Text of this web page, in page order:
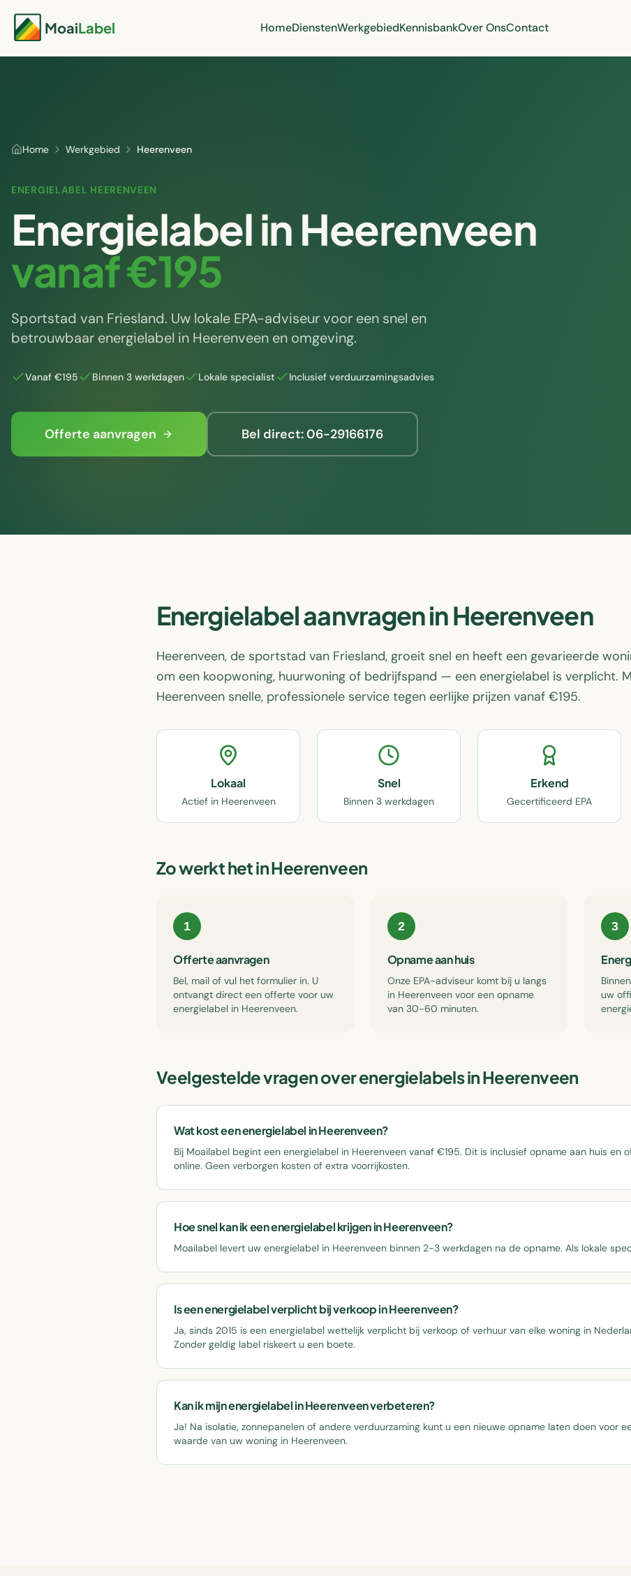
MoaiLabel HomeDienstenWerkgebiedKennisbankOver OnsContact
Home Werkgebied Heerenveen
ENERGIELABEL HEERENVEEN
Energielabel in Heerenveen
vanaf €195
Sportstad van Friesland. Uw lokale EPA-adviseur voor een snel en
betrouwbaar energielabel in Heerenveen en omgeving.
Vanaf €195 Binnen 3 werkdagen Lokale specialist Inclusief verduurzamingsadvies
Offerte aanvragen Bel direct: 06-29166176
Energielabel aanvragen inHeerenveen
Heerenveen, de sportstad van Friesland, groeit snel en heeft een gevarieerde
om een koopwoning, huurwoning of bedrijfspand — een energielabel is verplicht.
Heerenveen snelle, professionele service tegen eerlijke prijzen vanaf €195.
Lokaal
Actief in Heerenveen
Snel
Binnen 3 werkdagen
Erkend
Gecertificeerd EPA
Zo werkt het inHeerenveen
1
Offerte aanvragen
Bel, mail of vul het formulier in. U
ontvangt direct een offerte voor uw
energielabel in Heerenveen.
2
Opname aan huis
Onze EPA-adviseur komt bij u langs
in Heerenveen voor een opname
van 30-60 minuten.
3
uw
Veelgestelde vragen over energielabels inHeerenveen
Wat kost een energielabel in Heerenveen?
Bij Moailabel begint een energielabel in Heerenveen vanaf €195. Dit is inclusief opname aan huis en
online. Geen verborgen kosten of extra voorrijkosten.
Hoe snel kan ik een energielabel krijgen in Heerenveen?
Moailabel levert uw energielabel in Heerenveen binnen 2-3 werkdagen na de opname. Als lokale
Is een energielabel verplicht bij verkoop in Heerenveen?
Ja, sinds 2015 is een energielabel wettelijk verplicht bij verkoop of verhuur van elke woning in
Zonder geldig label riskeert u een boete.
Kan ik mijn energielabel in Heerenveen verbeteren?
Ja! Na isolatie, zonnepanelen of andere verduurzaming kunt u een nieuwe opname laten doen voor
waarde van uw woning in Heerenveen.